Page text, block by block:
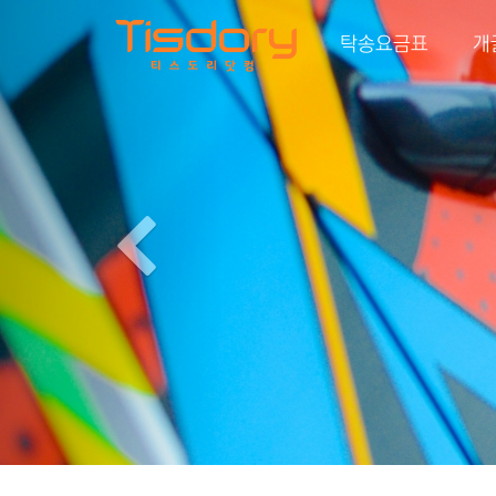
탁송요금표 개
Previous